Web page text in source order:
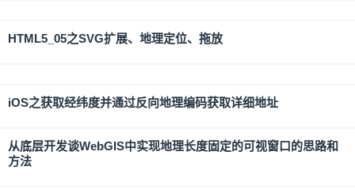
HTML5_05之SVG扩展、地理定位、拖放
iOS之获取经纬度并通过反向地理编码获取详细地址
从底层开发谈WebGIS中实现地理长度固定的可视窗口的思路和
方法